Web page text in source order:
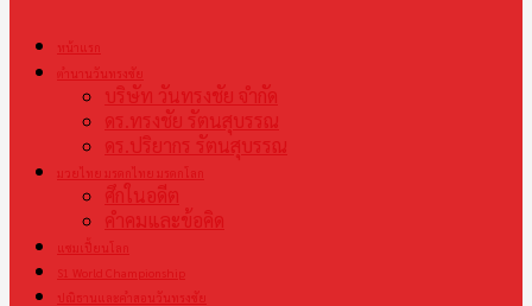
หน้าแรก
ตำนานวันทรงชัย
บริษัท วันทรงชัย จำกัด
ดร.ทรงชัย รัตนสุบรรณ
ดร.ปริยากร รัตนสุบรรณ
มวยไทย มรดกไทย มรดกโลก
ศึกในอดีต
คำคมและข้อคิด
แชมเปี้ยนโลก
S1 World Championship
ปณิธานและคำสอนวันทรงชัย